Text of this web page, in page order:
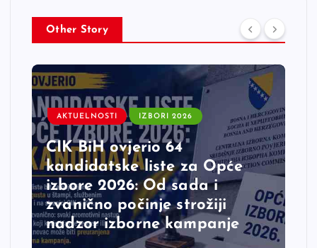
Other Story
AKTUELNOSTI IZBORI 2026
CIK BiH ovjerio 64
kandidatske liste za Opće
izbore 2026: Od sada i
zvanično počinje strožiji
nadzor izborne kampanje